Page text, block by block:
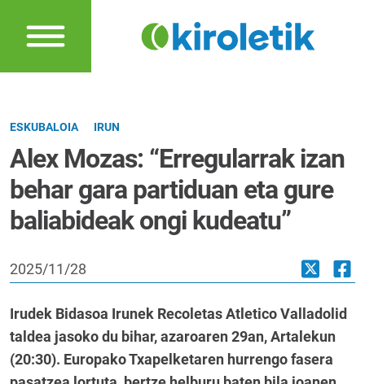
ESKUBALOIA IRUN
Alex Mozas: “Erregularrak izan
behar gara partiduan eta gure
baliabideak ongi kudeatu”
2025/11/28
Irudek Bidasoa Irunek Recoletas Atletico Valladolid
taldea jasoko du bihar, azaroaren 29an, Artalekun
(20:30). Europako Txapelketaren hurrengo fasera